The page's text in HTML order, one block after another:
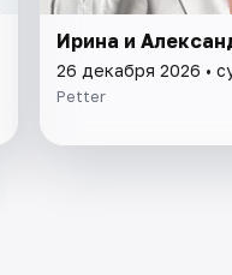
Ирина и
26 декабря 2026 •
Petter